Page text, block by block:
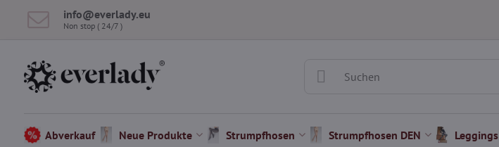
info​@everlady​.eu
Non stop ( 24/7 )
Abverkauf Neue Produkte Strumpfhosen Strumpfhosen DEN Leggings